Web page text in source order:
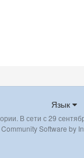
Язык
В сети с 29
Community Software by